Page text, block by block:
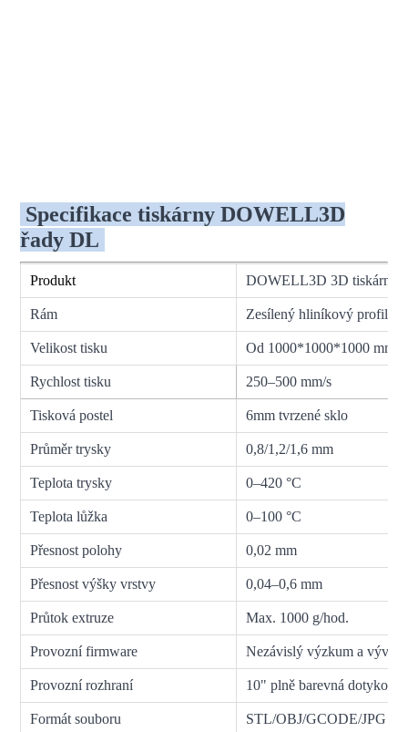
Specifikace tiskárny DOWELL3D
řady DL
Produkt DOWELL3D 3D tiskárna
Rám Zesílený hliníkový profil o
Velikost tisku Od 1000*1000*1000 mm
Rychlost tisku 250–500 mm/s
Tisková postel 6mm tvrzené sklo
Průměr trysky 0,8/1,2/1,6 mm
Teplota trysky 0–420 °C
Teplota lůžka 0–100 °C
Přesnost polohy 0,02 mm
Přesnost výšky vrstvy 0,04–0,6 mm
Průtok extruze Max. 1000 g/hod.
Provozní firmware Nezávislý výzkum a vývoj
Provozní rozhraní 10" plně barevná dotyková
Formát souboru STL/OBJ/GCODE/JPG